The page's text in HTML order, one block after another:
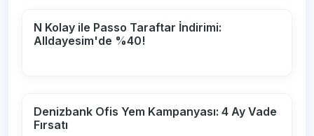
N Kolay ile Passo Taraftar İndirimi:
Alldayesim'de %40!
Denizbank Ofis Yem Kampanyası: 4 Ay Vade
Fırsatı